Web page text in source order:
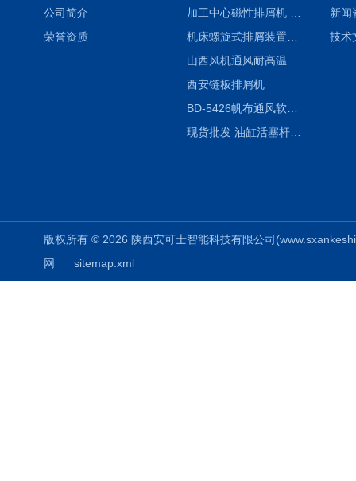
公司简介
荣誉资质
西安链板排屑机
BD-5426帆布通风软连接水泥布袋陕西生产厂家
现货批发 油缸活塞杆圆形保护套
新闻
技术
版权所有 © 2026 陕西安可士智能科技有限公司
网
sitemap.xml